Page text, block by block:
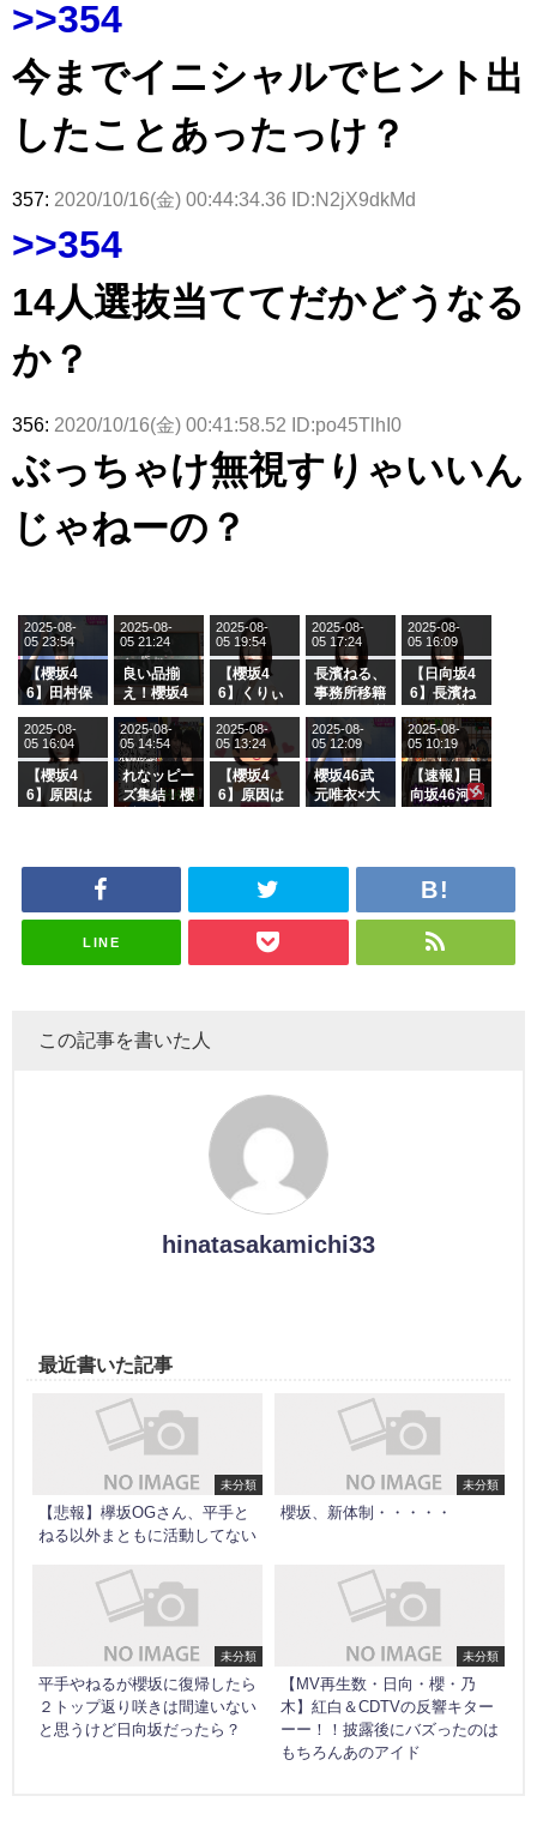
>>354
今までイニシャルでヒント出
したことあったっけ？
357: 2020/10/16(金) 00:44:34.36 ID:N2jX9dkMd
>>354
14人選抜当ててだかどうなる
か？
356: 2020/10/16(金) 00:41:58.52 ID:po45TlhI0
ぶっちゃけ無視すりゃいいん
じゃねーの？
【櫻坂4
6】田村保
ージを脱い
でいた理由
2025-08-
05 23:54
良い品揃
え！櫻坂4
グル『Mak
e or Brea
k』オフィ
シャルグッ
ズ絶賛販売
2025-08-
05 21:24
【櫻坂4
6】くりぃ
の2人を手
玉に取る大
沼晶保【く
りぃむナン
タラ】
2025-08-
05 19:54
長濱ねる、
事務所移籍
属を発表
2025-08-
05 17:24
【日向坂4
6】長濱ね
ら移籍しフ
ラーム所属
に。これで
事務所に所
属している
がこちら
2025-08-
05 16:09
【櫻坂4
6】原因は
ざわつかせ
2025-08-
05 16:04
れなッピー
ズ集結！櫻
「ラヴィッ
スタジオ出
2025-08-
05 14:54
【櫻坂4
6】原因は
ざわつかせ
2025-08-
05 13:24
櫻坂46武
元唯衣×大
さんに恐怖
ナンタラ】
2025-08-
05 12:09
【速報】日
向坂46河
2025-08-
05 10:19
LINE
この記事を書いた人
hinatasakamichi33
最近書いた記事
未分類
【悲報】欅坂OGさん、平手と
ねる以外まともに活動してない
未分類
櫻坂、新体制・・・・・
未分類
平手やねるが櫻坂に復帰したら
２トップ返り咲きは間違いない
と思うけど日向坂だったら？
未分類
【MV再生数・日向・櫻・乃
木】紅白＆CDTVの反響キター
ーー！！披露後にバズったのは
もちろんあのアイド